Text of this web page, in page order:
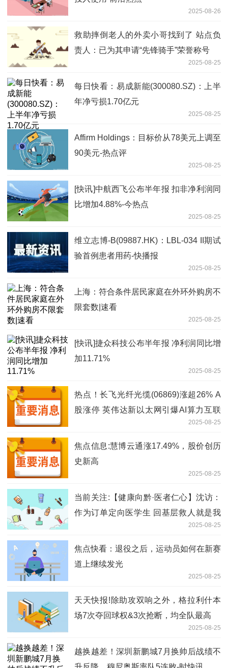
2025-08-26
救助摔倒老人的外卖小哥找到了 站点负
责人：已为其申请“先锋骑手”荣誉称号
2025-08-25
每日快看：易成新能(300080.SZ)：上半
年净亏损1.70亿元
2025-08-25
Affirm Holdings：目标价从78美元上调至
90美元-热点评
2025-08-25
[快讯]中航西飞公布半年报 扣非净利润同
比增加4.88%-今热点
2025-08-25
维立志博-B(09887.HK)：LBL-034 II期试
验首例患者用药-快播报
2025-08-25
上海：符合条件居民家庭在外环外购房不
限套数|速看
2025-08-25
[快讯]捷众科技公布半年报 净利润同比增
加11.71%
2025-08-25
热点！长飞光纤光缆(06869)涨超26% A
股涨停 英伟达新以太网引爆AI算力互联
2025-08-25
焦点信息:慧博云通涨17.49%，股价创历
史新高
2025-08-25
当前关注:【健康向黔·医者仁心】沈访：
作为订单定向医学生 回基层救人就是我
2025-08-25
焦点快看：退役之后，运动员如何在新赛
道上继续发光
2025-08-25
天天快报!除助攻双响之外，格拉利什本
场7次夺回球权&3次抢断，均全队最高
2025-08-25
越换越差！深圳新鹏城7月换帅后战绩不